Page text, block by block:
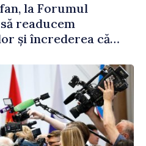
la Forumul
readucem
și încrederea că